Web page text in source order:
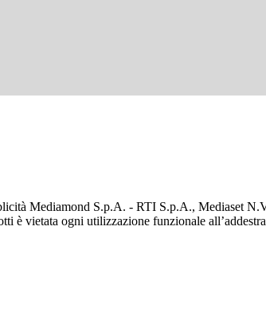
Mediamond S.p.A. - RTI S.p.A., Mediaset
è vietata ogni utilizzazione funzionale